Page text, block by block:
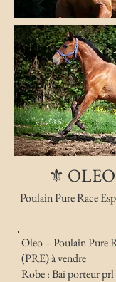
⚜️
Poulain Pure Race
Oleo – Poulain Pure
(PRE) à vendre
Robe : Bai porteur prl